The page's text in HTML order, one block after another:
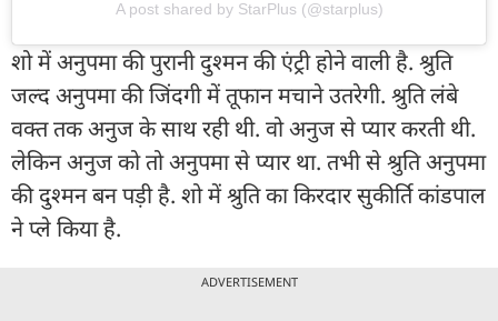
A post shared by StarPlus (@starplus)
शो में अनुपमा की पुरानी दुश्मन की एंट्री होने वाली है. श्रुति
जल्द अनुपमा की जिंदगी में तूफान मचाने उतरेगी. श्रुति लंबे
वक्त तक अनुज के साथ रही थी. वो अनुज से प्यार करती थी.
लेकिन अनुज को तो अनुपमा से प्यार था. तभी से श्रुति अनुपमा
की दुश्मन बन पड़ी है. शो में श्रुति का किरदार सुकीर्ति कांडपाल
ने प्ले किया है.
ADVERTISEMENT